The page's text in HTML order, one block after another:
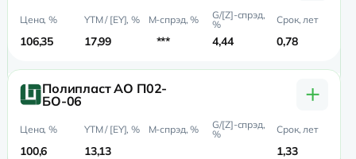
106,35 17,99 *** 4,44 0,78
Полипласт АО П02-
БО-06
+
100,6 13,13 1,33